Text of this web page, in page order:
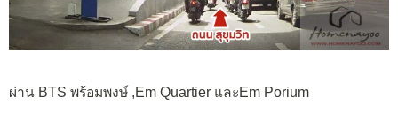
ผ่าน BTS พร้อมพงษ์ ,Em Quartier และEm Porium